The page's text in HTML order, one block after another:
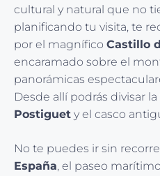
cultural y natural que no
planificando tu visita, te
por el magnífico Castillo
encaramado sobre el
panorámicas
Desde allí podrás divisar
Postiguet y el casco
No te puedes ir sin
España, el paseo